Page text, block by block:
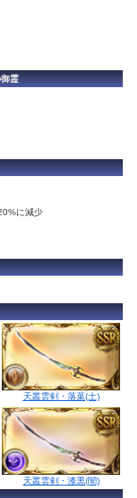
霊
に減少
天叢雲剣・落葉(土)
天叢雲剣・漆黒(闇)